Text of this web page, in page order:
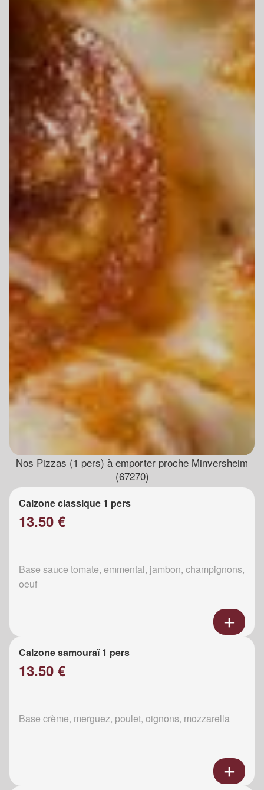
Nos Pizzas (1 pers) à emporter proche Minversheim
(67270)
Calzone classique 1 pers
13.50 €
Base sauce tomate, emmental, jambon, champignons,
oeuf
Calzone samouraï 1 pers
13.50 €
Base crème, merguez, poulet, oignons, mozzarella